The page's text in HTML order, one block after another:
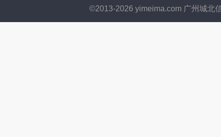
©2013-2026 yimeima.com 广州城北